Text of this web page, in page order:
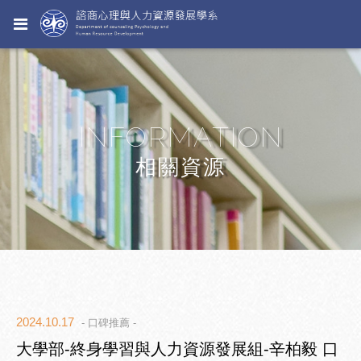
INFORMATION
相關資源
2024.10.17 - 口碑推薦 -
大學部-終身學習與人力資源發展組-辛柏毅 口